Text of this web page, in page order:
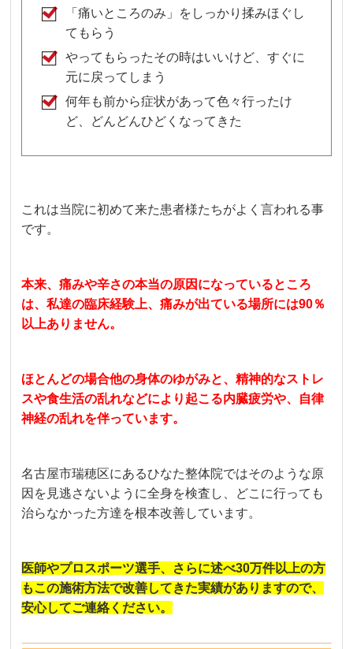
「痛いところのみ」をしっかり揉みほぐし
てもらう
やってもらったその時はいいけど、すぐに
元に戻ってしまう
何年も前から症状があって色々行ったけ
ど、どんどんひどくなってきた
これは当院に初めて来た患者様たちがよく言われる事
です。
本来、痛みや辛さの本当の原因になっているところ
は、私達の臨床経験上、痛みが出ている場所には90％
以上ありません。
ほとんどの場合他の身体のゆがみと、精神的なストレ
スや食生活の乱れなどにより起こる内臓疲労や、自律
神経の乱れを伴っています。
名古屋市瑞穂区にあるひなた整体院ではそのような原
因を見逃さないように全身を検査し、どこに行っても
治らなかった方達を根本改善しています。
医師やプロスポーツ選手、さらに述べ30万件以上の方
もこの施術方法で改善してきた実績がありますので、
安心してご連絡ください。